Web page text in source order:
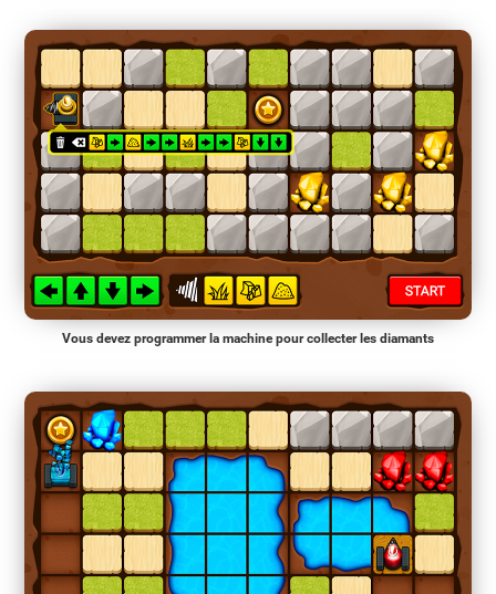
Vous devez programmer la machine pour collecter les diamants